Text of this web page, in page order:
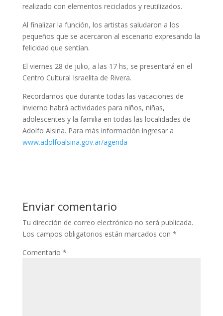
realizado con elementos reciclados y reutilizados.
Al finalizar la función, los artistas saludaron a los
pequeños que se acercaron al escenario expresando la
felicidad que sentían.
El viernes 28 de julio, a las 17 hs, se presentará en el
Centro Cultural Israelita de Rivera.
Recordamos que durante todas las vacaciones de
invierno habrá actividades para niños, niñas,
adolescentes y la familia en todas las localidades de
Adolfo Alsina. Para más información ingresar a
www.adolfoalsina.gov.ar/agenda
Enviar comentario
Tu dirección de correo electrónico no será publicada.
Los campos obligatorios están marcados con *
Comentario *